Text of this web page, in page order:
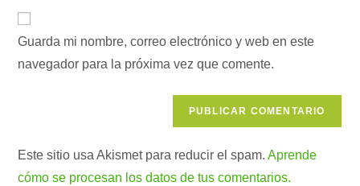
para
para
comentar
de
tu
web
Guarda mi nombre, correo electrónico y web en este
navegador para la próxima vez que comente.
Este sitio usa Akismet para reducir el spam.Aprende
cómo se procesan los datos de tus comentarios.